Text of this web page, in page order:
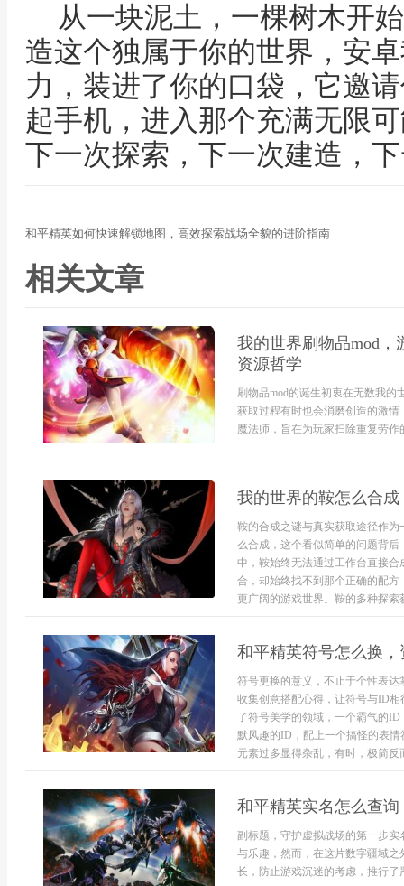
从一块泥土，一棵树木开
造这个独属于你的世界，安
力，装进了你的口袋，它邀
起手机，进入那个充满无限
下一次探索，下一次建造，
和平精英如何快速解锁地图，高效探索战场全貌的进阶指南
相关文章
我的世界刷物品mod
资源哲学
刷物品mod的诞生初衷在无数我
获取过程有时也会消磨创造的激
魔法师，旨在为玩家扫除重复劳
我的世界的鞍怎么合
鞍的合成之谜与真实获取途径作
么合成，这个看似简单的问题背
中，鞍始终无法通过工作台直接
合，却始终找不到那个正确的配
更广阔的游戏世界。鞍的多种探索
和平精英符号怎么换
符号更换的意义，不止于个性表
收集创意搭配心得，让符号与ID
了符号美学的领域，一个霸气的
默风趣的ID，配上一个搞怪的表
元素过多显得杂乱，有时，极简反
和平精英实名怎么查
副标题，守护虚拟战场的第一步
与乐趣，然而，在这片数字疆域
长，防止游戏沉迷的考虑，推行